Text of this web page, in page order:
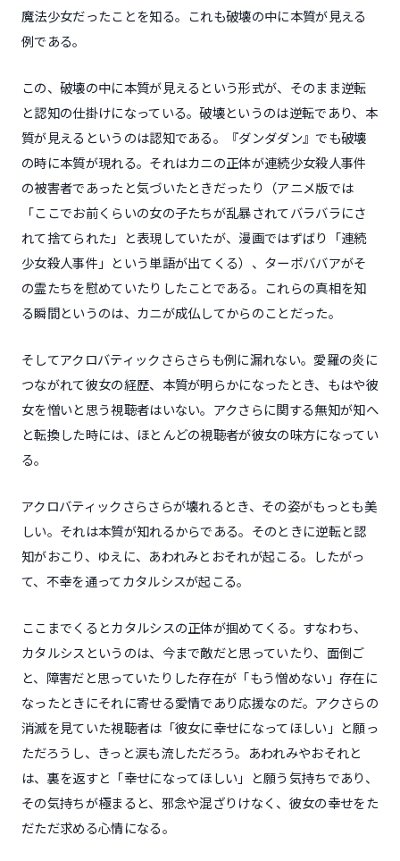
魔法少女だったことを知る。これも破壊の中に本質が見える
例である。
この、破壊の中に本質が見えるという形式が、そのまま逆転
と認知の仕掛けになっている。破壊というのは逆転であり、本
質が見えるというのは認知である。『ダンダダン』でも破壊
の時に本質が現れる。それはカニの正体が連続少女殺人事件
の被害者であったと気づいたときだったり（アニメ版では
「ここでお前くらいの女の子たちが乱暴されてバラバラにさ
れて捨てられた」と表現していたが、漫画ではずばり「連続
少女殺人事件」という単語が出てくる）、ターボババアがそ
の霊たちを慰めていたりしたことである。これらの真相を知
る瞬間というのは、カニが成仏してからのことだった。
そしてアクロバティックさらさらも例に漏れない。愛羅の炎に
つながれて彼女の経歴、本質が明らかになったとき、もはや彼
女を憎いと思う視聴者はいない。アクさらに関する無知が知へ
と転換した時には、ほとんどの視聴者が彼女の味方になってい
る。
アクロバティックさらさらが壊れるとき、その姿がもっとも美
しい。それは本質が知れるからである。そのときに逆転と認
知がおこり、ゆえに、あわれみとおそれが起こる。したがっ
て、不幸を通ってカタルシスが起こる。
ここまでくるとカタルシスの正体が掴めてくる。すなわち、
カタルシスというのは、今まで敵だと思っていたり、面倒ご
と、障害だと思っていたりした存在が「もう憎めない」存在に
なったときにそれに寄せる愛情であり応援なのだ。アクさらの
消滅を見ていた視聴者は「彼女に幸せになってほしい」と願っ
ただろうし、きっと涙も流しただろう。あわれみやおそれと
は、裏を返すと「幸せになってほしい」と願う気持ちであり、
その気持ちが極まると、邪念や混ざりけなく、彼女の幸せをた
だただ求める心情になる。